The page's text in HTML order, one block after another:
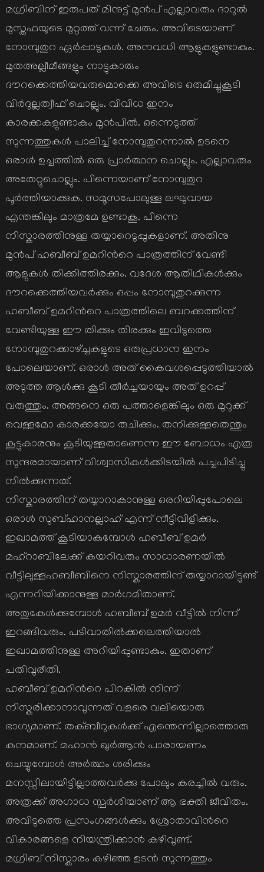
മഗ്രിബിന് ഇരുപത് മിനുട്ട് മുന്‍പ് എല്ലാവരും ദാറുല്‍
മുസ്തഫയുടെ മുറ്റത്ത് വന്ന് ചേരും. അവിടെയാണ്
നോമ്പുതുറ ഏര്‍പ്പാടുകള്‍. അനവധി ആളുകളുണ്ടാകും.
മുതഅല്ലീമീങ്ങളും നാട്ടുകാരും
ദൗറക്കെത്തിയവരുമൊക്കെ അവിടെ ഒരുമിച്ചുകൂടി
വിര്‍ദുല്ലത്വീഫ് ചൊല്ലും. വിവിധ ഇനം
കാരക്കകളുണ്ടാകും മുന്‍പില്‍. ഒന്നെടുത്ത്
സുന്നത്തുകള്‍ പാലിച്ച് നോമ്പുതുറന്നാല്‍ ഉടനെ
ഒരാള്‍ ഉച്ചത്തില്‍ ഒരു പ്രാര്‍ത്ഥന ചൊല്ലും. എല്ലാവരും
അതേറ്റുചൊല്ലും. പിന്നെയാണ് നോമ്പുതുറ
പൂര്‍ത്തിയാക്കുക. സമൂസപോലുള്ള ലഘുവായ
എന്തങ്കിലും മാത്രമേ ഉണ്ടാകൂ. പിന്നെ
നിസ്കാരത്തിനുള്ള തയ്യാറെടുപ്പുകളാണ്. അതിനു
മുന്‍പ് ഹബീബ് ഉമറിന്‍റെ പാത്രത്തിന് വേണ്ടി
ആളുകള്‍ തിക്കിത്തിരക്കും. വദേശ ആതിഥികള്‍ക്കും
ദൗറക്കെത്തിയവര്‍ക്കും ഒപ്പം നോമ്പുതുറക്കുന്ന
ഹബീബ് ഉമറിന്‍റെ പാത്രത്തിലെ ബറക്കത്തിന്
വേണ്ടിയുള്ള ഈ തിക്കും തിരക്കും ഇവിടുത്തെ
നോമ്പുതുറക്കാഴ്ച്ചകളുടെ ഒരുപ്രധാന ഇനം
പോലെയാണ്. ഒരാള്‍ അത് കൈവശപ്പെടുത്തിയാല്‍
അടുത്ത ആള്‍ക്കു കൂടി തീര്‍ച്ചയായും അത് ഉറപ്പ്
വരുത്തും. അങ്ങനെ ഒരു പത്താളെങ്കിലും ഒരു മുറുക്ക്
വെള്ളമോ കാരക്കയോ രുചിക്കും. തനിക്കുള്ളതെന്തും
കൂട്ടുകാരനും കൂടിയുള്ളതാണെന്ന ഈ ബോധം എത്ര
സുന്ദരമായാണ് വിശ്വാസികള്‍ക്കിടയില്‍ പച്ചപിടിച്ചു
നില്‍ക്കുന്നത്.
നിസ്കാരത്തിന് തയ്യാറാകാനുള്ള ഒരറിയിപ്പുപോലെ
ഒരാള്‍ സുബ്ഹാനല്ലാഹ് എന്ന് നീട്ടിവിളിക്കും.
ഇഖാമത്ത് കൂടിയാകുമ്പോള്‍ ഹബീബ് ഉമര്‍
മഹ്റാബിലേക്ക് കയറിവരും സാധാരണയില്‍
വീട്ടിലുള്ളഹബീബിനെ നിസ്കാരത്തിന് തയ്യാറായിട്ടുണ്ട്
എന്നറിയിക്കാനുള്ള മാര്‍ഗമിതാണ്.
അതുകേള്‍ക്കുമ്പോള്‍ ഹബീബ് ഉമര്‍ വീട്ടില്‍ നിന്ന്
ഇറങ്ങിവരും. പടിവാതില്‍ക്കലെത്തിയാല്‍
ഇഖാമത്തിനുള്ള അറിയിപ്പുണ്ടാകും. ഇതാണ്
പതിവുരീതി.
ഹബീബ് ഉമറിന്‍റെ പിറകില്‍ നിന്ന്
നിസ്കരിക്കാനാവുന്നത് വളരെ വലിയൊരു
ഭാഗ്യമാണ്. തക്ബീറുകള്‍ക്ക് എന്തെന്നില്ലാത്തൊരു
കനമാണ്. മഹാന്‍ ഖുര്‍ആന്‍ പാരായണം
ചെയ്യുമ്പോള്‍ അര്‍ത്ഥം ശരിക്കും
മനസ്സിലായിട്ടില്ലാത്തവര്‍ക്കു പോലും കരച്ചില്‍ വരും.
അത്രക്ക് അഗാധ സ്പര്‍ശിയാണ് ആ ഭക്തി ജീവിതം.
അവിടുത്തെ പ്രസംഗങ്ങള്‍ക്കും ശ്രോതാവിന്‍റെ
വികാരങ്ങളെ നിയന്ത്രിക്കാന്‍ കഴിവുണ്ട്.
മഗ്രിബ് നിസ്കാരം കഴിഞ്ഞ ഉടന്‍ സുന്നത്തും